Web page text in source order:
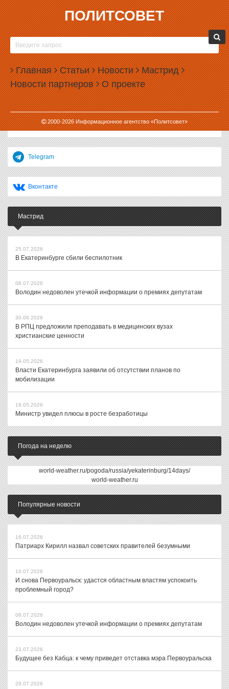
ПОЛИТСОВЕТ
Главная Статьи Новости Мастрид
Новости партнеров О проекте
2000-2026Информационное агентство «Политсовет»
24.01.2015, 13:44
СТРАНУ?»: В ДВИЖЕНИИ «В
ЗАЩИТУ ЧЕЛОВЕКА ТРУДА»
КОММЕНТИРУЮТ НАГРАДУ
СЕЧИНА-МЛАДШЕГО
В Екатеринбурге прошел съезд
движения «В защиту человека
труда», на который собрались рабочие, депутаты, чиновники и
профсоюзные функционеры из нескольких регионов Урала.
«Политсовет» решил...
Telegram
Вконтакте
Мастрид
25.07.2026
В Екатеринбурге сбили беспилотник
08.07.2026
Володин недоволен утечкой информации о премиях депутатам
30.06.2026
В РПЦ предложили преподавать в медицинских вузах
христианские ценности
19.05.2026
Власти Екатеринбурга заявили об отсутствии планов по
мобилизации
18.05.2026
Министр увидел плюсы в росте безработицы
Погода на неделю
world-weather.ru/pogoda/russia/yekaterinburg/14days/
world-weather.ru
Популярные новости
16.07.2026
Патриарх Кирилл назвал советских правителей безумными
10.07.2026
И снова Первоуральск: удастся областным властям успокоить
проблемный город?
08.07.2026
Володин недоволен утечкой информации о премиях депутатам
23.07.2026
Будущее без Кабца: к чему приведет отставка мэра Первоуральска
29.07.2026